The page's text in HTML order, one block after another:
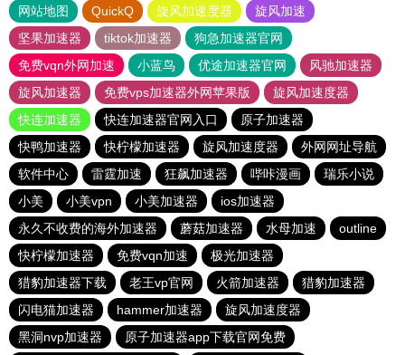
网站地图 QuickQ 旋风加速度器
旋风加速
坚果加速器
tiktok加速器
狗急加速器官网
免费vqn外网加速
小蓝鸟 优途加速器官网
风驰加速器
旋风加速器
免费vps加速器外网苹果版
旋风加速度器
快连加速器
快连加速器官网入口
原子加速器
快鸭加速器
快柠檬加速器 旋风加速度器
外网网址导航
软件中心
雷霆加速 狂飙加速器 哔咔漫画
瑞乐小说
小美
小美vpn 小美加速器
ios加速器
永久不收费的海外加速器
蘑菇加速器 水母加速
outline
快柠檬加速器
免费vqn加速
极光加速器
猎豹加速器下载
老王vp官网 火箭加速器
猎豹加速器
闪电猫加速器
hammer加速器
旋风加速度器
黑洞nvp加速器
原子加速器app下载官网免费